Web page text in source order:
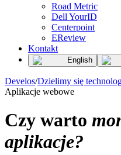
Road Metric
Dell YourID
Centerpoint
EReview
Kontakt
English
Develos/Dzielimy się
Aplikacje webowe
Czy warto
aplikacje?